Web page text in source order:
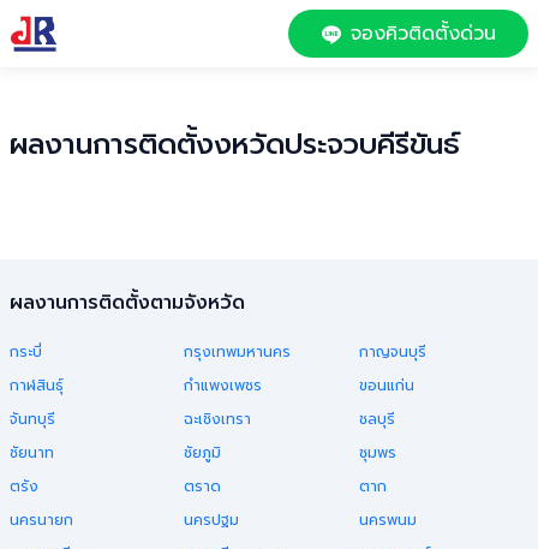
จองคิวติดตั้งด่วน
ผลงานการติดตั้งงหวัดประจวบคีรีขันธ์
ผลงานการติดตั้งตามจังหวัด
กระบี่ กรุงเทพมหานคร
กาญจนบุรี
กาฬสินธุ์
กำแพงเพชร
ขอนแก่น
จันทบุรี
ฉะเชิงเทรา
ชลบุรี
ชัยนาท
ชัยภูมิ
ชุมพร
ตรัง
ตราด
ตาก
นครนายก
นครปฐม
นครพนม